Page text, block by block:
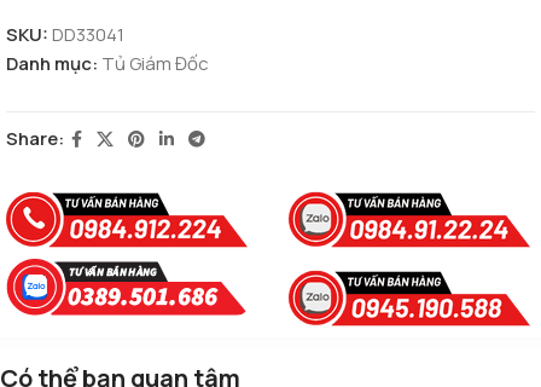
SKU:DD33041
Danh mục: Tủ Giám Đốc
Share:
Có thể bạn quan tâm